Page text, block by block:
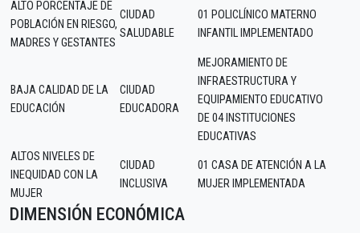
ALTO PORCENTAJE DE
POBLACIÓN EN RIESGO,
MADRES Y GESTANTES
CIUDAD
SALUDABLE
01 POLICLÍNICO MATERNO
INFANTIL IMPLEMENTADO
BAJA CALIDAD DE LA
EDUCACIÓN
CIUDAD
EDUCADORA
MEJORAMIENTO DE
INFRAESTRUCTURA Y
EQUIPAMIENTO EDUCATIVO
DE 04 INSTITUCIONES
EDUCATIVAS
ALTOS NIVELES DE
INEQUIDAD CON LA
MUJER
CIUDAD
INCLUSIVA
01 CASA DE ATENCIÓN A LA
MUJER IMPLEMENTADA
DIMENSIÓN ECONÓMICA